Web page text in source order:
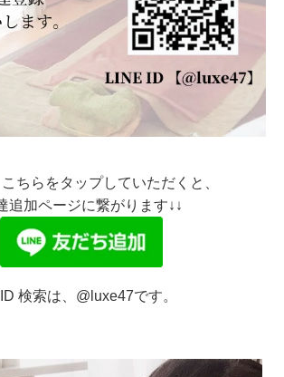
ちらをタップしていただくと、
追加ページに繋がります↓↓
検索は、@luxe47です。